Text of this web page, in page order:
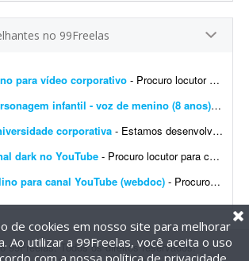
no 99Freelas
para vídeo corporativo - Procuro locutor profissional com voz masculina, madura, segura e natural para a locução de um vídeo corporativo de aproximadamente 7 a 10 minutos. O roteiro será fornec...
Dublagem de personagem infantil - voz de menino (8 anos)
- Olá,
corporativa - Estamos desenvolvendo a Universidade Corporativa da Jovem Valor, uma plataforma de capacitação interna criada para padronizar o conhecimento, fortalecer a cultura organizacional e gar...
dark no YouTube - Procuro locutor para canal YouTube (webdoc). Áudio de 8 a 13 minutos. Frequência: 1 áudio por semana. Trabalho contínuo para vídeos com tom dark e narrativa docume...
para canal YouTube (webdoc) - Procuro narrador para canal YouTube (webdoc). - Áudio de 8 a 13 minutos. - 1 áudio por semana. - Voz: masculina. Vamos trabalhar juntos?
99Freelas. Todos os direitos reservados.
de cookies em nosso site para melhorar
Ao utilizar a 99Freelas, você aceita o uso
com a nossa política de privacidade